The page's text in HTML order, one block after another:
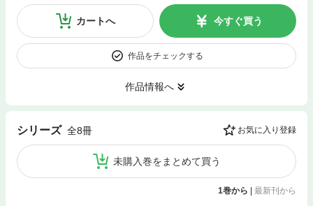
カートへ 今すぐ買う
作品をチェックする
作品情報へ
シリーズ 全8冊 お気に入り登録
未購入巻をまとめて買う
1巻から | 最新刊から